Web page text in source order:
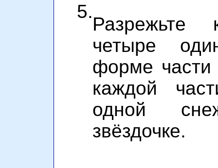
5.
Разрежьте
четыре
форме части
каждой
одной
звёздочке.